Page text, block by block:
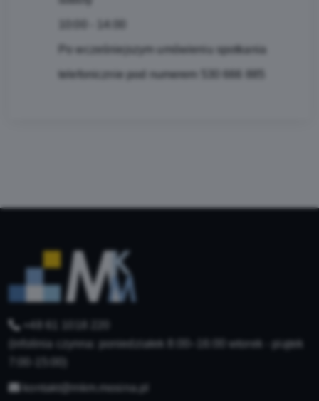
Po wcześniejszym umówieniu spotkania
telefonicznie pod numerem 530 666 885
+48 61 1018 220
(infolinia czynna: poniedziałek 8:00–16:00 wtorek - piątek
kontakt@mkm.mosina.pl